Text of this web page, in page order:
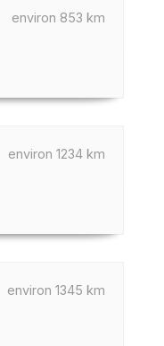
environ 853 km
environ 1234 km
environ 1345 km